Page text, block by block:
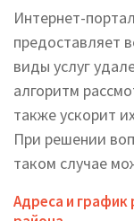
Интернет-
предоставляет
виды услуг
алгоритм
также ускорит
При решении
таком случае
Адреса и график